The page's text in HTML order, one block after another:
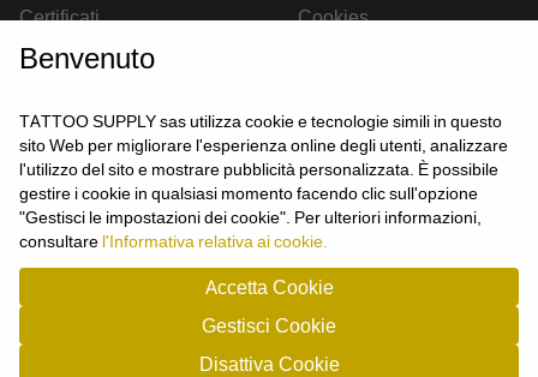
CONTATTACI
Certificati
Contatti
Cookies
UTENTE
Login
Registrati
tel: 0119101326 - P.Iva/cf: 09963530010
Benvenuto
TATTOO SUPPLY sas utilizza cookie e tecnologie simili in questo
sito Web per migliorare l'esperienza online degli utenti, analizzare
l'utilizzo del sito e mostrare pubblicità personalizzata. È possibile
gestire i cookie in qualsiasi momento facendo clic sull'opzione
"Gestisci le impostazioni dei cookie". Per ulteriori informazioni,
consultare l'Informativa relativa ai cookie.
Accetta Cookie
Gestisci Cookie
Disattiva Cookie